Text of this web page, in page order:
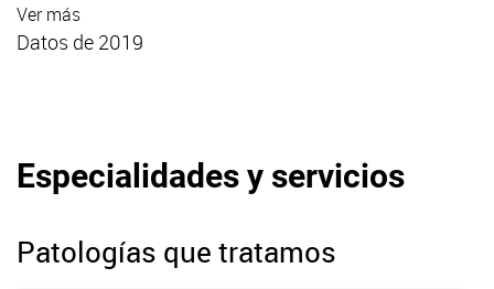
Ver más
Datos de 2019
Especialidades y servicios
Patologías que tratamos